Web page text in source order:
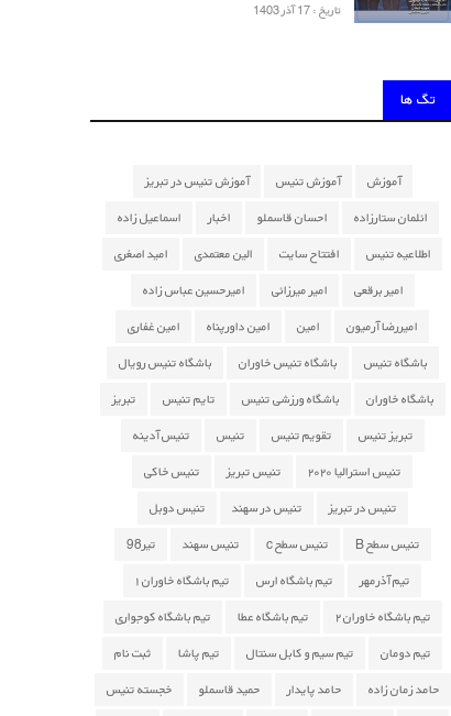
تاریخ : 17 آذر 1403
تگ ها
آموزش آموزش تنیس آموزش تنیس در تبریز
ائلمان ستارزاده احسان قاسملو اخبار اسماعیل زاده
اطلاعیه تنیس افتتاح سایت الین معتمدی امید اصغری
امیر برقعی امیر میرزائی امیرحسین عباس زاده
امیررضا آرمیون امین امین داورپناه امین غفاری
باشگاه تنیس باشگاه تنیس خاوران باشگاه تنیس رویال
باشگاه خاوران باشگاه ورزشی تنیس تایم تنیس تبریز
تبریز تنیس تقویم تنیس تنیس تنیس آدینه
تنیس استرالیا ۲۰۲۰ تنیس تبریز تنیس خاکی
تنیس در تبریز تنیس در سهند تنیس دوبل
تنیس سطح B تنیس سطح c تنیس سهند تیر98
تیم آذرمهر تیم باشگاه ارس تیم باشگاه خاوران ۱
تیم باشگاه خاوران ۲ تیم باشگاه عطا تیم باشگاه کوجواری
تیم دومان تیم سیم و کابل سنتال تیم پاشا ثبت نام
حامد زمان زاده حامد پایدار حمید قاسملو خجسته تنیس